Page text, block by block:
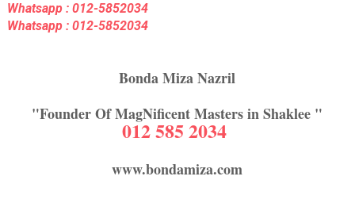
Whatsapp : 012-5852034
Whatsapp : 012-5852034
Bonda Miza Nazril
"Founder Of MagNificent Masters in Shaklee "
012 585 2034
www.bondamiza.com